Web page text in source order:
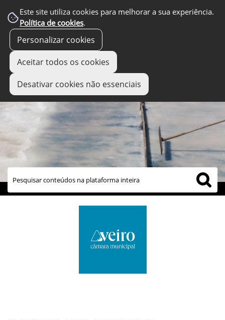
Este site utiliza cookies para melhorar a sua experiência.
Política de cookies.
Personalizar cookies
Aceitar todos os cookies
Desativar cookies não essenciais
links úteis